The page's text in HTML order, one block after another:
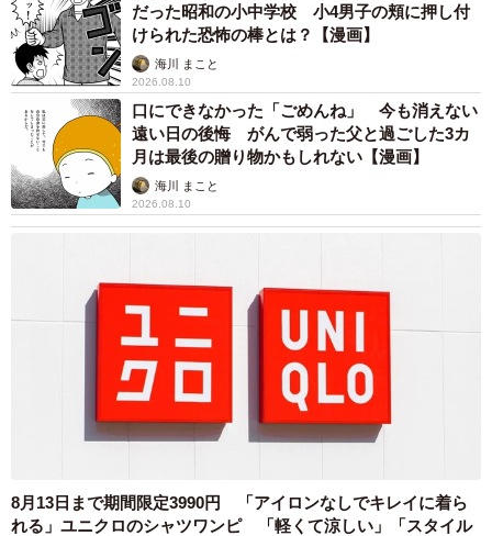
だった昭和の小中学校 小4男子の頬に押し付
けられた恐怖の棒とは？【漫画】
海川 まこと
2026.08.10
口にできなかった「ごめんね」 今も消えない
遠い日の後悔 がんで弱った父と過ごした3カ
月は最後の贈り物かもしれない【漫画】
海川 まこと
2026.08.10
8月13日まで期間限定3990円 「アイロンなしでキレイに着ら
れる」ユニクロのシャツワンピ 「軽くて涼しい」「スタイル